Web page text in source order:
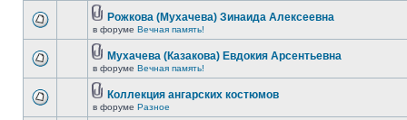
Рожкова (Мухачева) Зинаида Алексеевна
в форуме Вечная память!
Мухачева (Казакова) Евдокия Арсентьевна
в форуме Вечная память!
Коллекция ангарских костюмов
в форуме Разное